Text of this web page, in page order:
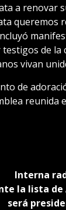
a renovar
queremos
testigos de
vivan
de
reunida
Interna
la lista de
será